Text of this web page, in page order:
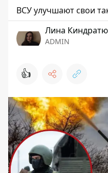
ВСУ улучшают свои
Лина
ADMIN
👍